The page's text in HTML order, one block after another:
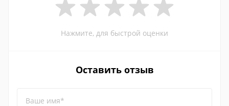
Нажмите, для быстрой оценки
Оставить отзыв
Ваше имя*